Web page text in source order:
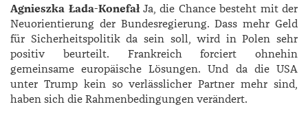
Agnieszka Łada-Konefał Ja, die Chance besteht mit der
Neuorientierung der Bundesregierung. Dass mehr Geld
für Sicherheitspolitik da sein soll, wird in Polen sehr
positiv beurteilt. Frankreich forciert ohnehin
gemeinsame europäische Lösungen. Und da die USA
unter Trump kein so verlässlicher Partner mehr sind,
haben sich die Rahmenbedingungen verändert.